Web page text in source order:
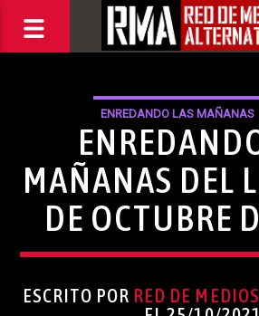
ENREDANDO LAS MAÑANAS
MAÑANAS DEL
DE OCTUBRE
ESCRITO POR RED DE